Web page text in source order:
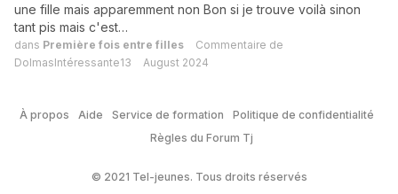
une fille mais apparemment non Bon si je trouve voilà sinon
tant pis mais c'est…
dans Première fois entre filles
Commentaire de
DolmasIntéressante13
August 2024
À propos Aide Service de formation
Politique de confidentialité
Règles du Forum Tj
© 2021 Tel-jeunes. Tous droits réservés